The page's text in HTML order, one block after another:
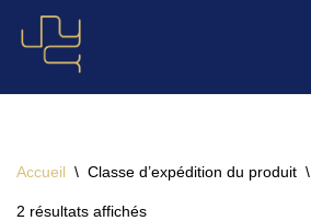
Aller
Accueil \ Classe d’expédition du produit \
2 résultats affichés